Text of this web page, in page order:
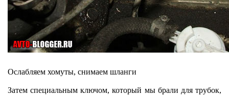
Ослабляем хомуты, снимаем шланги
Затем специальным ключом, который мы брали для трубок,